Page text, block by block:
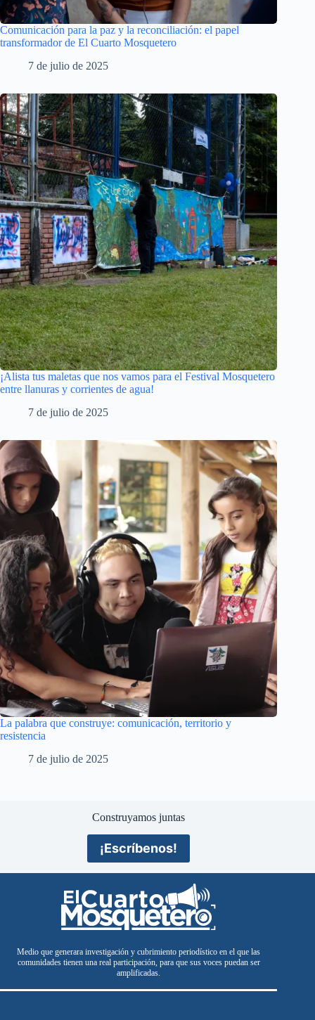
Comunicación para la paz y la reconciliación: el papel
transformador de El Cuarto Mosquetero
7 de julio de 2025
¡Alista tus maletas que nos vamos para el Festival Mosquetero
entre llanuras y corrientes de agua!
7 de julio de 2025
La palabra que construye: comunicación, territorio y
resistencia
7 de julio de 2025
Construyamos juntas
¡Escríbenos!
Medio que generara investigación y cubrimiento periodístico en el que las
comunidades tienen una real participación, para que sus voces puedan ser
amplificadas.